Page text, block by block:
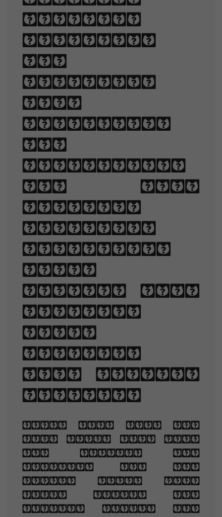
legible,
readable,
and
appealing
when
displayed.
The
arrangement
of type
involves
selecting
typefaces,
point
sizes, line
lengths,
line-
spacing,
and letter-
spacing.
When you are old
and grey and full
of sleep, And
nodding by the
fire, take down
this book, And
slowly read, and